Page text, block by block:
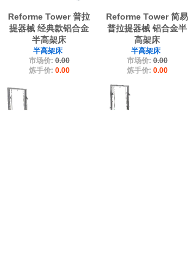
Reforme Tower 普拉
提器械 经典款铝合金
半高架床
半高架床
市场价:0.00
炼手价: 0.00
Reforme Tower 简易
普拉提器械 铝合金半
高架床
半高架床
市场价:0.00
炼手价: 0.00